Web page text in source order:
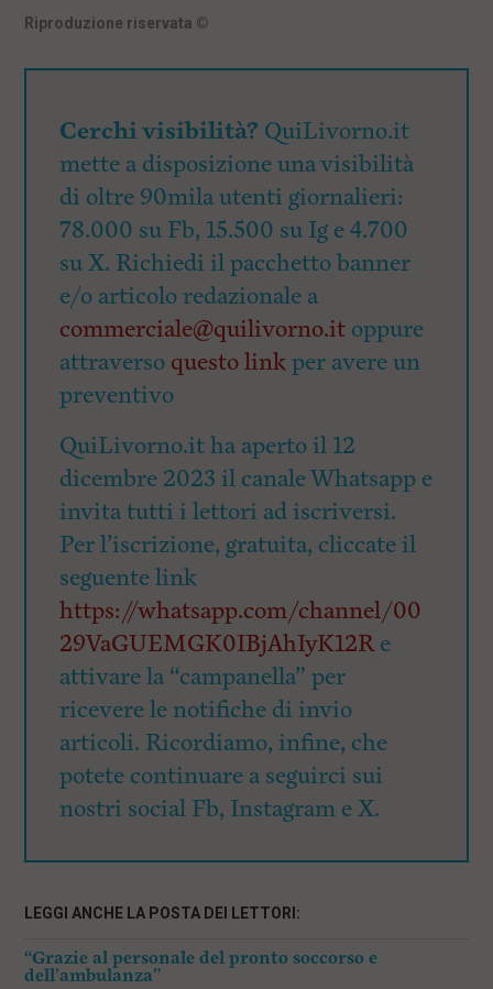
Riproduzione riservata ©
Cerchi visibilità? QuiLivorno.it
mette a disposizione una visibilità
di oltre 90mila utenti giornalieri:
78.000 su Fb, 15.500 su Ig e 4.700
su X. Richiedi il pacchetto banner
e/o articolo redazionale a
commerciale@quilivorno.it oppure
attraverso questo linkper avere un
preventivo
QuiLivorno.it ha aperto il 12
dicembre 2023 il canale Whatsapp e
invita tutti i lettori ad iscriversi.
Per l’iscrizione, gratuita, cliccate il
seguente link
https://whatsapp.com/channel/00
29VaGUEMGK0IBjAhIyK12Re
attivare la “campanella” per
ricevere le notifiche di invio
articoli. Ricordiamo, infine, che
potete continuare a seguirci sui
nostri social Fb, Instagram e X.
LEGGI ANCHE LA POSTA DEI LETTORI:
“Grazie al personale del pronto soccorso e
dell’ambulanza”